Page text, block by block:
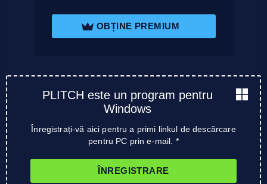
OBȚINE PREMIUM
PLITCH este un program pentru
Windows
Înregistrați-vă aici pentru a primi linkul de descărcare
pentru PC prin e-mail. *
ÎNREGISTRARE